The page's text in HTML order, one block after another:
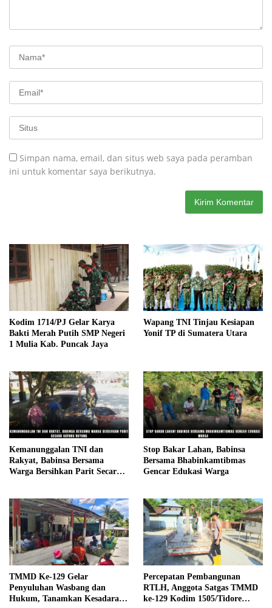
Simpan nama, email, dan situs web saya pada peramban
ini untuk komentar saya berikutnya.
Kodim 1714/PJ Gelar Karya
Bakti Merah Putih SMP Negeri
1 Mulia Kab. Puncak Jaya
Wapang TNI Tinjau Kesiapan
Yonif TP di Sumatera Utara
Kemanunggalan TNI dan
Rakyat, Babinsa Bersama
Warga Bersihkan Parit Secara
Stop Bakar Lahan, Babinsa
Bersama Bhabinkamtibmas
Gencar Edukasi Warga
TMMD Ke-129 Gelar
Penyuluhan Wasbang dan
Hukum, Tanamkan Kesadaran
Percepatan Pembangunan
RTLH, Anggota Satgas TMMD
ke-129 Kodim 1505/Tidore